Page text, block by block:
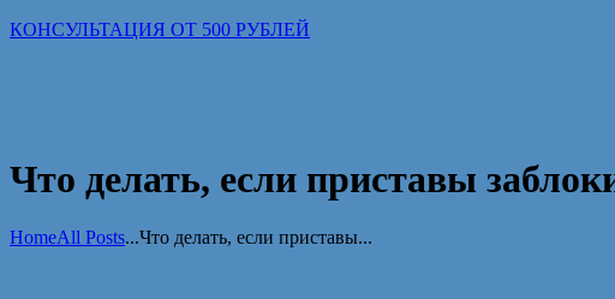
КОНСУЛЬТАЦИЯ ОТ 500 РУБЛЕЙ
Что делать, если приставы
HomeAll Posts...Что делать, если приставы...